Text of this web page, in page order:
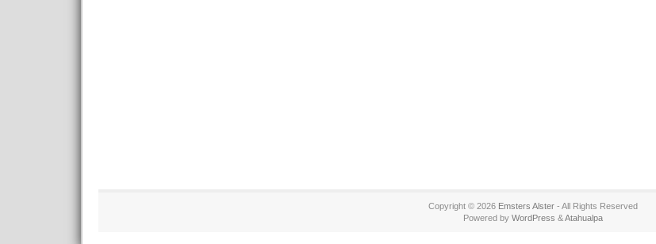
Copyright © 2026 Emsters Alster - All Rights Reserved
Powered by WordPress &Atahualpa